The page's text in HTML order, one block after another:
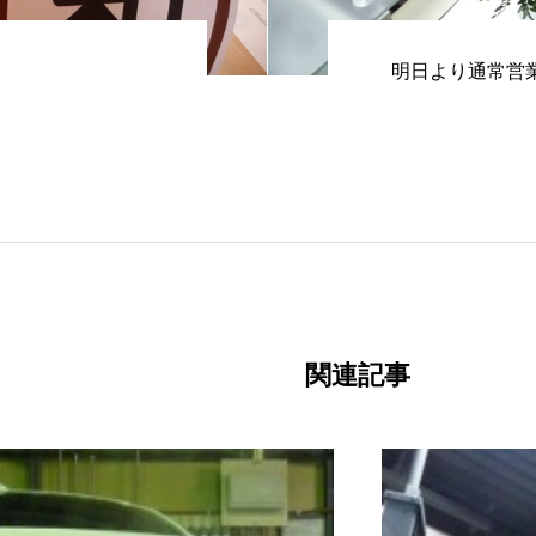
明日より通常営
関連記事